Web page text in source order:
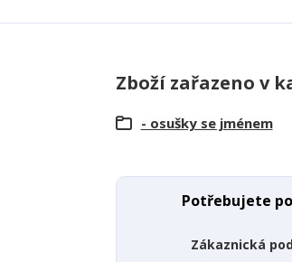
Zboží zařazeno v
- osušky se jménem
Potřebujete
Zákaznická